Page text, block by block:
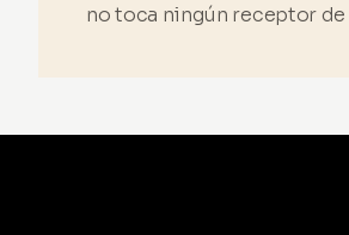
no toca ningún receptor